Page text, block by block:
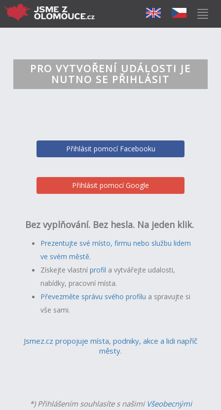
PRO VYTVOŘENÍ UDÁLOSTI JE
NUTNO SE PŘIHLÁSIT
Přihlásit pomocí Facebooku
Přihlásit pomocí Google
Bez vyplňování. Bez hesla. Na jeden klik.
Prezentujte své místo, firmu nebo službu lidem
ve svém městě.
Získejte vlastníprofil a vytvářejte udalosti,
nabídky, pracovní místa.
Převezměte správu svého profilu a spravujte si
vše sami.
Jsmez.cz propojuje místa, podniky, akce a lidi napříč
městy.
*) Přihlášením souhlasíte s našimi Všeobecnými